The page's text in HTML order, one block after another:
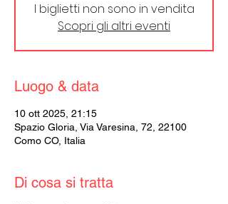
I biglietti non sono in vendita
Scopri gli altri eventi
Luogo & data
10 ott 2025, 21:15
Spazio Gloria, Via Varesina, 72, 22100
Como CO, Italia
Di cosa si tratta